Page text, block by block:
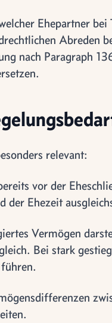
Ehepartner
Abreden
nach Paragraph
relevant:
vor der
der Ehezeit
Vermögen
Bei stark